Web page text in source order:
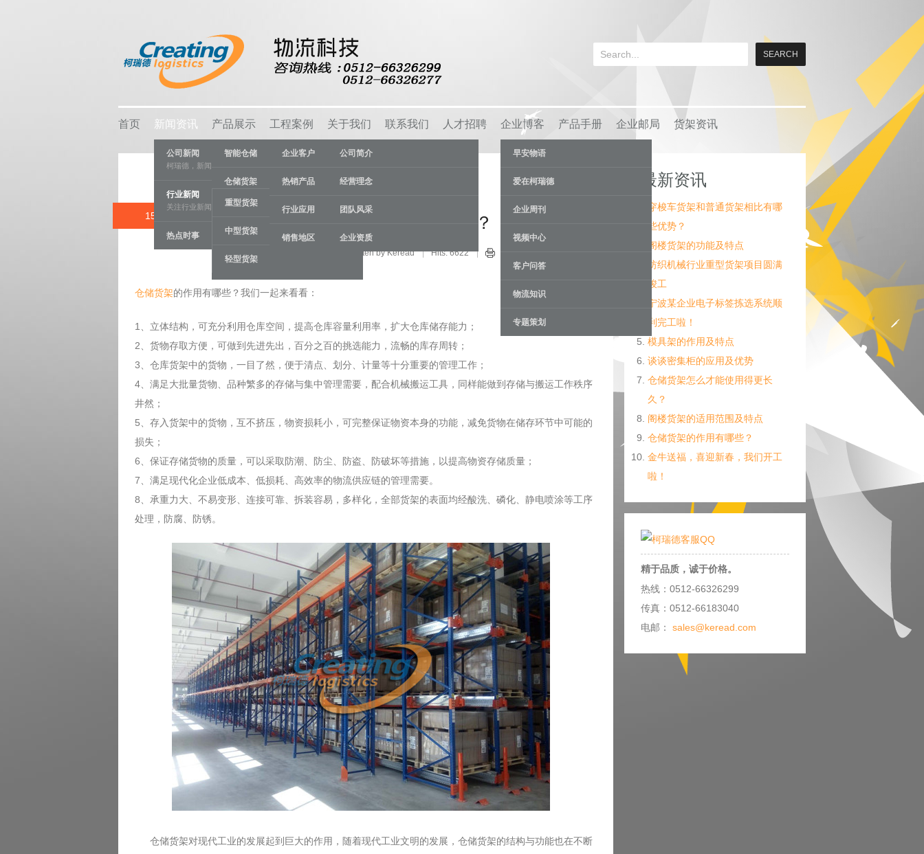
首页 新闻资讯
公司新闻
柯瑞德，新闻资讯
行业新闻
关注行业新闻，推动行业发展。
热点时事
产品展示
智能仓储
仓储货架
重型货架
中型货架
轻型货架
物流容器
车间设备
线棒系统
工程案例
企业客户
热销产品
行业应用
销售地区
关于我们
公司简介
经营理念
团队风采
企业资质
联系我们 人才招聘 企业博客
早安物语
爱在柯瑞德
企业周刊
视频中心
客户问答
物流知识
专题策划
产品手册 企业邮局 货架资讯
15 APR 仓储货架的作用有哪些？
Written by Keread Hits: 6622
仓储货架的作用有哪些？我们一起来看看：
1、立体结构，可充分利用仓库空间，提高仓库容量利用率，扩大仓库储存能力；
2、货物存取方便，可做到先进先出，百分之百的挑选能力，流畅的库存周转；
3、仓库货架中的货物，一目了然，便于清点、划分、计量等十分重要的管理工作；
4、满足大批量货物、品种繁多的存储与集中管理需要，配合机械搬运工具，同样能做到存储与搬运工作秩序
井然；
5、存入货架中的货物，互不挤压，物资损耗小，可完整保证物资本身的功能，减免货物在储存环节中可能的
损失；
6、保证存储货物的质量，可以采取防潮、防尘、防盗、防破坏等措施，以提高物资存储质量；
7、满足现代化企业低成本、低损耗、高效率的物流供应链的管理需要。
8、承重力大、不易变形、连接可靠、拆装容易，多样化，全部货架的表面均经酸洗、磷化、静电喷涂等工序
处理，防腐、防锈。
仓储货架对现代工业的发展起到巨大的作用，随着现代工业文明的发展，仓储货架的结构与功能也在不断
最新资讯
穿梭车货架和普通货架相比有哪
些优势？
阁楼货架的功能及特点
纺织机械行业重型货架项目圆满
竣工
宁波某企业电子标签拣选系统顺
利完工啦！
模具架的作用及特点
谈谈密集柜的应用及优势
仓储货架怎么才能使用得更长
久？
阁楼货架的适用范围及特点
仓储货架的作用有哪些？
金牛送福，喜迎新春，我们开工
啦！
精于品质，诚于价格。
热线：0512-66326299
传真：0512-66183040
电邮： sales@keread.com